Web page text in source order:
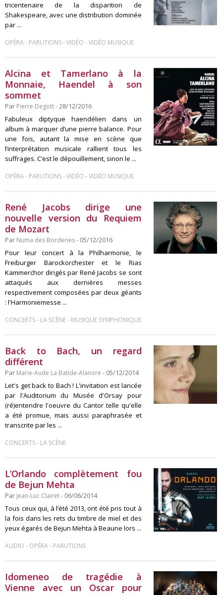
tricentenaire de la disparition de
Shakespeare, avec une distribution dominée
par ...
OPÉRA- PARUTIONS-VIDÉO -VIDÉO MUSIQUE
Alcina et Tamerlano à la
Monnaie, Haendel à son
sommet
Par Pierre Degott- 28/12/2016
Fabuleux diptyque haendélien dans un
album à marquer d’une pierre balance. Pour
une fois, autant la mise en scène que
l’interprétation musicale rallient tous les
suffrages. C’est le dépouillement, sinon le ...
OPÉRA- PARUTIONS-VIDÉO -VIDÉO MUSIQUE
René Jacobs dirige une
nouvelle version du Requiem
de Mozart
Par Numa des Borderies- 05/12/2016
Pour leur concert à la Philharmonie, le
Freiburger Barockorchester et le Rias
Kammerchor dirigés par René Jacobs se sont
attaqués aux dernières messes
respectivement composées par deux géants
: l'Harmoniemesse ...
CONCERTS- LA SCÈNE- MUSIQUE SYMPHONIQUE
Back to Bach, un regard
différent
Par Marie-Aude La Batide-Alanore - 05/12/2014
Let's get back to Bach ! L'invitation est lancée
par l'Auditorium du Musée d'Orsay pour
(ré)entendre l'oeuvre du Cantor telle qu'elle
a été promue, mais aussi paraphrasée et
transcrite par les ...
CONCERTS- LA SCÈNE
L’Orlando complètement fou
de Bejun Mehta
Par Jean-Luc Clairet- 06/06/2014
Tous ceux qui, à l’été 2013, ont été pris tout à
la fois dans les rets du timbre de miel et des
yeux égarés de Bejun Mehta à Beaune lors ...
AUDIO - OPÉRA- PARUTIONS
Idomeneo de tragédie à
Vienne avec un Oscar pour